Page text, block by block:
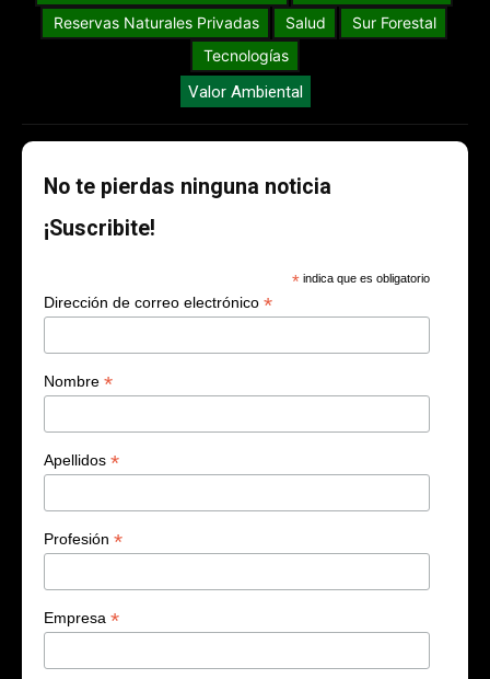
Reservas Naturales Privadas
Salud
Sur Forestal
Tecnologías
Valor Ambiental
No te pierdas ninguna noticia
¡Suscribite!
* indica que es obligatorio
Dirección de correo electrónico *
Nombre *
Apellidos *
Profesión *
Empresa *